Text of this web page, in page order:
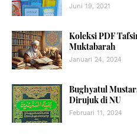
Juni 19, 2021
Koleksi PDF
Muktabarah
Januari 24, 2024
Bughyatul
Dirujuk di NU
Februari 11, 2024